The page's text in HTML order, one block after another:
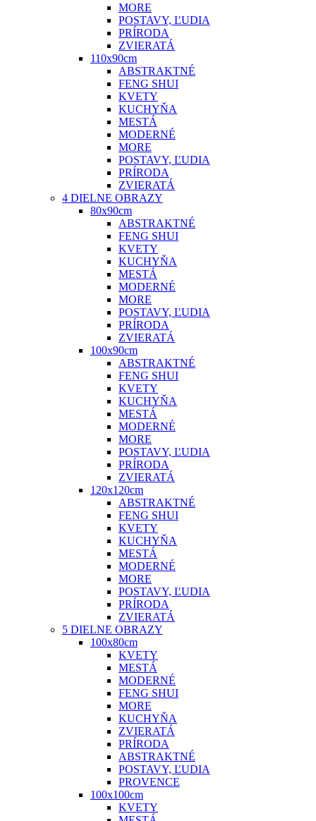
MORE
POSTAVY, ĽUDIA
PRÍRODA
ZVIERATÁ
110x90cm
ABSTRAKTNÉ
FENG SHUI
KVETY
KUCHYŇA
MESTÁ
MODERNÉ
MORE
POSTAVY, ĽUDIA
PRÍRODA
ZVIERATÁ
4 DIELNE OBRAZY
80x90cm
ABSTRAKTNÉ
FENG SHUI
KVETY
KUCHYŇA
MESTÁ
MODERNÉ
MORE
POSTAVY, ĽUDIA
PRÍRODA
ZVIERATÁ
100x90cm
ABSTRAKTNÉ
FENG SHUI
KVETY
KUCHYŇA
MESTÁ
MODERNÉ
MORE
POSTAVY, ĽUDIA
PRÍRODA
ZVIERATÁ
120x120cm
ABSTRAKTNÉ
FENG SHUI
KVETY
KUCHYŇA
MESTÁ
MODERNÉ
MORE
POSTAVY, ĽUDIA
PRÍRODA
ZVIERATÁ
5 DIELNE OBRAZY
100x80cm
KVETY
MESTÁ
MODERNÉ
FENG SHUI
MORE
KUCHYŇA
ZVIERATÁ
PRÍRODA
ABSTRAKTNÉ
POSTAVY, ĽUDIA
PROVENCE
100x100cm
KVETY